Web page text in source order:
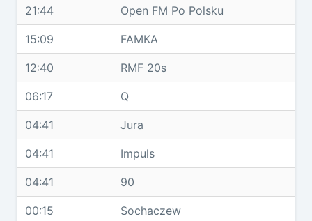
21:44 Open FM Po Polsku
15:09 FAMKA
12:40 RMF 20s
06:17 Q
04:41 Jura
04:41 Impuls
04:41 90
00:15 Sochaczew